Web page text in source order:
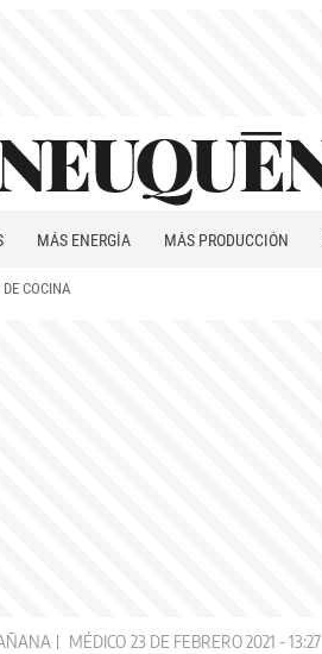
MÁS ENERGÍA MÁS PRODUCCIÓN
DE COCINA
MÉDICO 23 DE FEBRERO 2021 - 13:27